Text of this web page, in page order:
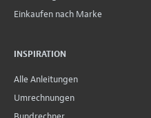
Einkaufen nach Marke
INSPIRATION
Alle Anleitungen
Umrechnungen